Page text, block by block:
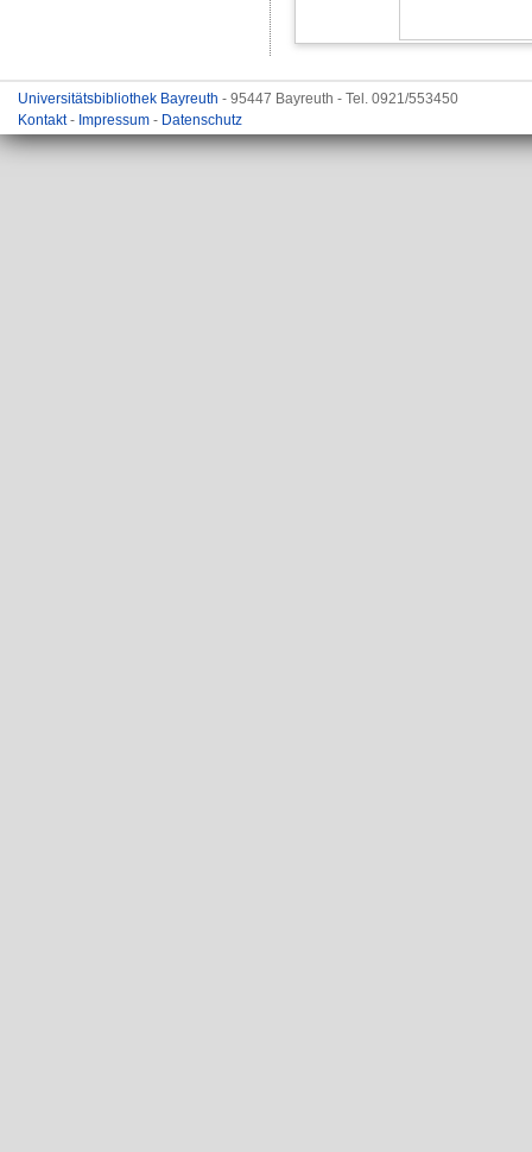
Universitätsbibliothek Bayreuth - 95447 Bayreuth - Tel. 0921/553450
Kontakt- Impressum - Datenschutz